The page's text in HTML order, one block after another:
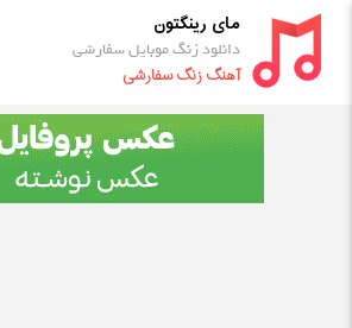
مای رینگتون
دانلود زنگ موبایل سفارشی
آهنگ زنگ سفارشی